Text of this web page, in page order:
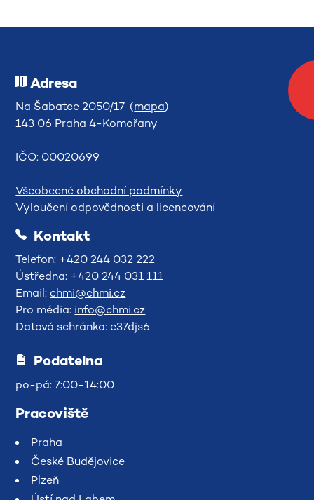
Adresa
Na Šabatce 2050/17 (mapa)
143 06 Praha 4-Komořany
IČO: 00020699
Všeobecné obchodní podmínky
Vyloučení odpovědnosti a licencování
Kontakt
Telefon: +420 244 032 222
Ústředna: +420 244 031 111
Email: chmi@chmi.cz
Pro média: info@chmi.cz
Datová schránka: e37djs6
Podatelna
po-pá: 7:00-14:00
Pracoviště
Praha
České Budějovice
Plzeň